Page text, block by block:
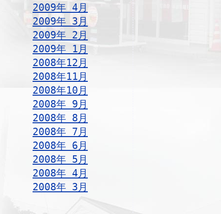
2009年 4月
2009年 3月
2009年 2月
2009年 1月
2008年12月
2008年11月
2008年10月
2008年 9月
2008年 8月
2008年 7月
2008年 6月
2008年 5月
2008年 4月
2008年 3月